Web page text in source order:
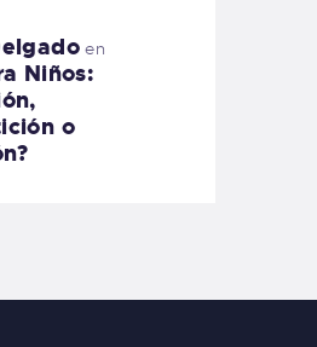
en
Niños:
o